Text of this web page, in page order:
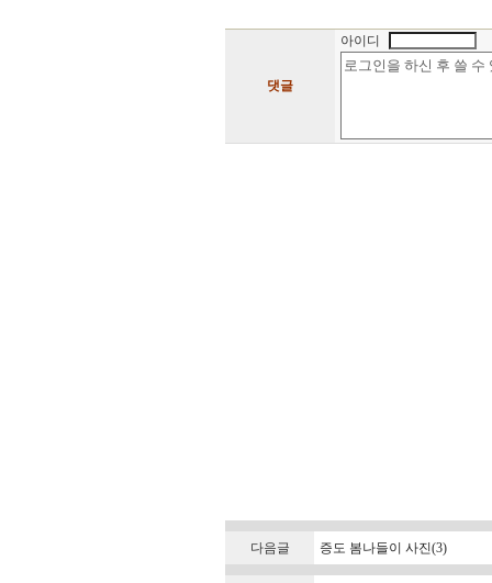
댓글
아이디
다음글 증도 봄나들이 사진(3)